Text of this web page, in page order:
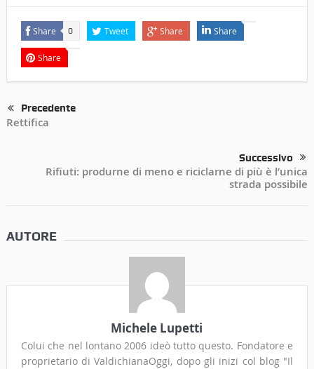
Share 0 Tweet Share Share
Share
Precedente
Rettifica
Successivo
Rifiuti: produrne di meno e riciclarne di più è l’unica
strada possibile
AUTORE
Michele Lupetti
Colui che nel lontano 2006 ideò tutto questo. Fondatore e
proprietario di ValdichianaOggi, dopo gli inizi col blog "Il